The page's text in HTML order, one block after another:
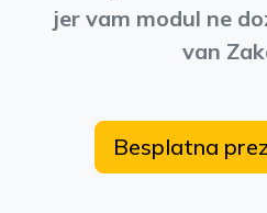
jer vam modul ne
van
Besplatna